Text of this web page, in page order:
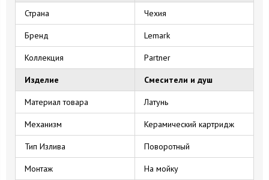
Страна Чехия
Бренд Lemark
Коллекция Partner
Изделие Смесители и душ
Материал товара Латунь
Механизм Керамический картридж
Тип Излива Поворотный
Монтаж На мойку